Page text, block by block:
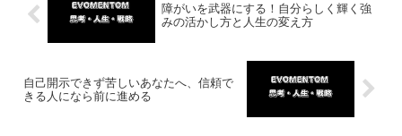
障がいを武器にする！自分らしく輝く強
みの活かし方と人生の変え方
自己開示できず苦しいあなたへ、信頼で
きる人になら前に進める